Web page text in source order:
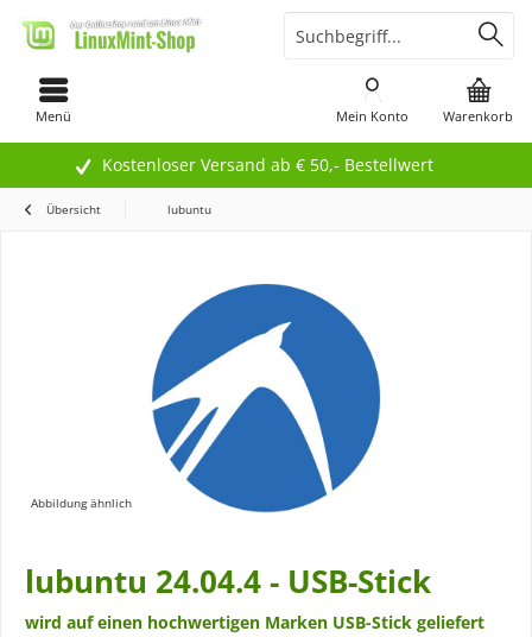
Kostenloser Versand ab € 50,- Bestellwert
Menü Warenkorb
Mein Konto
Übersicht lubuntu
Abbildung ähnlich
lubuntu 24.04.4 - USB-Stick
wird auf einen hochwertigen Marken USB-Stick geliefert